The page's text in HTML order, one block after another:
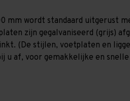
mm wordt standaard uitgerust
zijn gegalvaniseerd (grijs)
(De stijlen, voetplaten en
u af, voor gemakkelijke en